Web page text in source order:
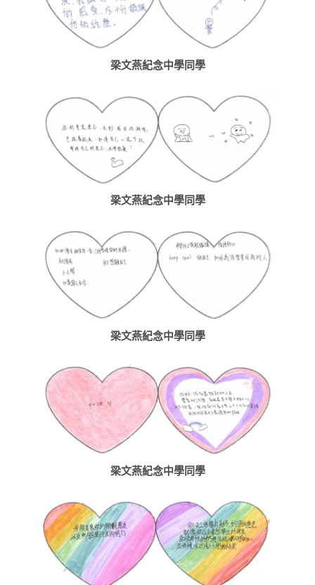
梁文燕紀念中學同學
梁文燕紀念中學同學
梁文燕紀念中學同學
梁文燕紀念中學同學